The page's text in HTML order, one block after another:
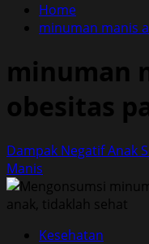
Home
minuman manis
minuman
obesitas
Dampak Negatif Anak
Manis
Kesehatan